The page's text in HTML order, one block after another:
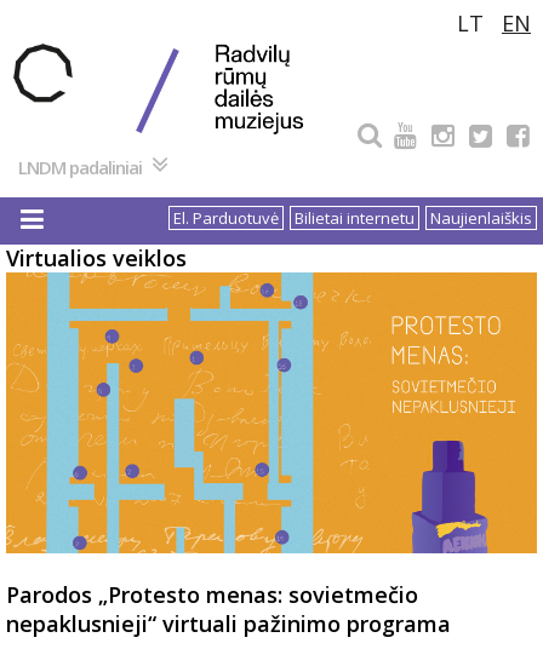
turinio
LT EN
LNDM padaliniai
Naujienlaiškis
Bilietai internetu
El. Parduotuvė
Virtualios veiklos
Parodos „Protesto menas: sovietmečio
nepaklusnieji“ virtuali pažinimo programa